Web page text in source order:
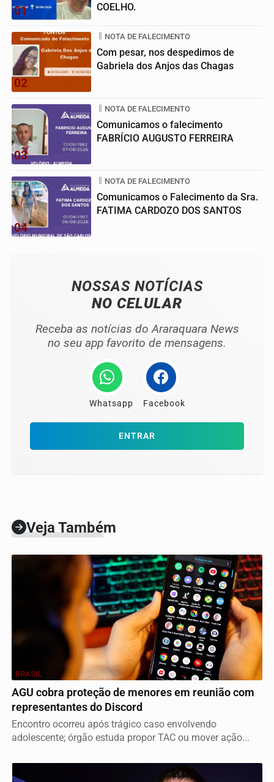
01
COELHO.
02
NOTA DE FALECIMENTO
Com pesar, nos despedimos de
Gabriela dos Anjos das Chagas
03
NOTA DE FALECIMENTO
Comunicamos o falecimento
FABRÍCIO AUGUSTO FERREIRA
04
NOTA DE FALECIMENTO
Comunicamos o Falecimento da Sra.
FATIMA CARDOZO DOS SANTOS
NOSSAS NOTÍCIAS
NO CELULAR
Receba as notícias do Araraquara News
no seu app favorito de mensagens.
Whatsapp Facebook
ENTRAR
Veja Também
BRASIL
AGU cobra proteção de menores em reunião com
representantes do Discord
Encontro ocorreu após trágico caso envolvendo
adolescente; órgão estuda propor TAC ou mover ação...